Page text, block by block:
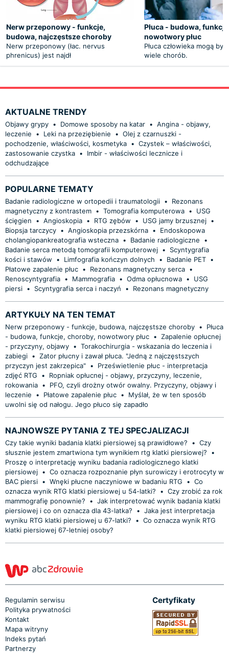
Nerw przeponowy - funkcje,
budowa, najczęstsze choroby
Nerw przeponowy (łac. nervus
phrenicus) jest najdł
Płuca - budowa,
nowotwory płuc
Płuca człowieka mogą
wiele chorób.
AKTUALNE TRENDY
Objawy grypy • Domowe sposoby na katar • Angina - objawy,
leczenie
• Leki na przeziębienie • Olej z czarnuszki -
pochodzenie, właściwości, kosmetyka • Czystek – właściwości,
zastosowanie czystka •
Imbir - właściwości lecznicze i
odchudzające
POPULARNE TEMATY
Badanie radiologiczne w ortopedii i traumatologii •
Rezonans
magnetyczny z kontrastem • Tomografia komputerowa •
USG
ścięgien
• Angioskopia • RTG zębów • USG jamy brzusznej •
Biopsja tarczycy • Angioskopia przezskórna •
Endoskopowa
cholangiopankreatografia wsteczna • Badanie radiologiczne
•
Badanie serca metodą tomografii komputerowej •
Scyntygrafia
kości i stawów
• Limfografia kończyn dolnych • Badanie PET •
Płatowe zapalenie płuc • Rezonans magnetyczny serca •
Renoscyntygrafia • Mammografia • Odma opłucnowa •
USG
piersi • Scyntygrafia serca i naczyń • Rezonans magnetyczny
ARTYKUŁY NA TEN TEMAT
Nerw przeponowy - funkcje, budowa, najczęstsze choroby •
Płuca
- budowa, funkcje, choroby, nowotwory płuc • Zapalenie opłucnej
- przyczyny, objawy • Torakochirurgia - wskazania do leczenia i
zabiegi • Zator płucny i zawał płuca. "Jedną z najczęstszych
przyczyn jest zakrzepica" •
Prześwietlenie płuc - interpretacja
zdjęć RTG
•
Ropniak opłucnej - objawy, przyczyny, leczenie,
rokowania •
PFO, czyli drożny otwór owalny. Przyczyny, objawy i
leczenie
• Płatowe zapalenie płuc •
Myślał, że w ten sposób
uwolni się od nałogu. Jego płuco się zapadło
NAJNOWSZE PYTANIA Z TEJ SPECJALIZACJI
Czy takie wyniki badania klatki piersiowej są prawidłowe? • Czy
słusznie jestem zmartwiona tym wynikiem rtg klatki piersiowej?
•
Proszę o interpretację wyniku badania radiologicznego klatki
piersiowej • Co oznacza rozpoznanie płyn surowiczy i erotrocyty w
BAC piersi • Wnęki płucne naczyniowe w badaniu RTG • Co
oznacza wynik RTG klatki piersiowej u 54-latki?
• Czy zrobić za rok
mammografię ponownie?
• Jak interpretować wynik badania klatki
piersiowej i co on oznacza dla 43-latka?
• Jaka jest interpretacja
wyniku RTG klatki piersiowej u 67-latki?
• Co oznacza wynik RTG
klatki piersiowej 67-letniej osoby?
Regulamin serwisu
Polityka prywatności
Kontakt
Mapa witryny
Indeks pytań
Partnerzy
Certyfikaty